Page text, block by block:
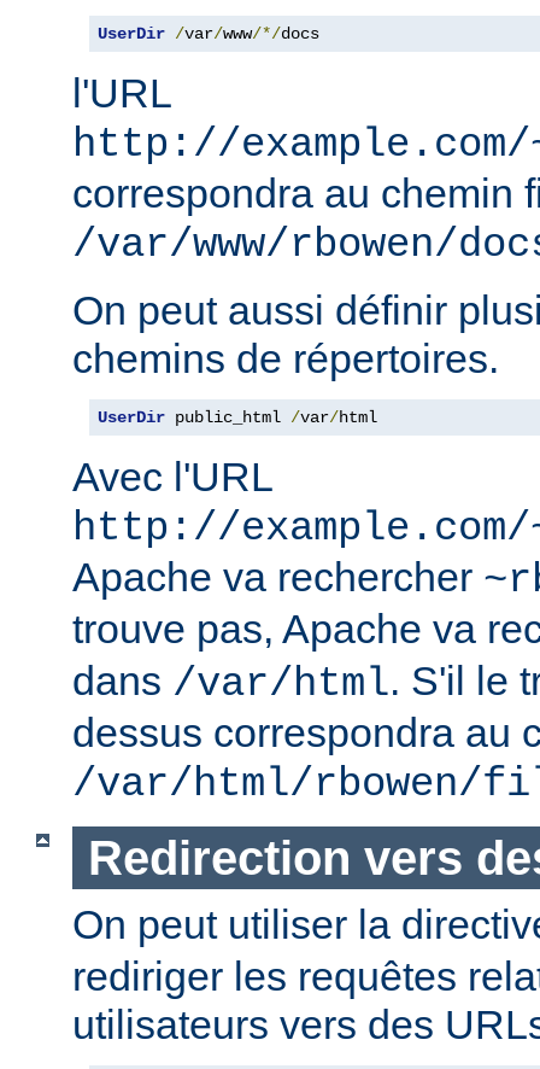
UserDir /var/www/*/docs
l'URL
http://
correspondra au chemin
/var/www/rbowen/
On peut aussi définir
chemins de répertoires.
UserDir public_html /var/html
Avec l'URL
http://
Apache va rechercher
trouve pas, Apache va
dans /var/html. S'il le
dessus correspondra au
/var/html/rbowen/
Redirection vers
On peut utiliser la
rediriger les requêtes
utilisateurs vers des